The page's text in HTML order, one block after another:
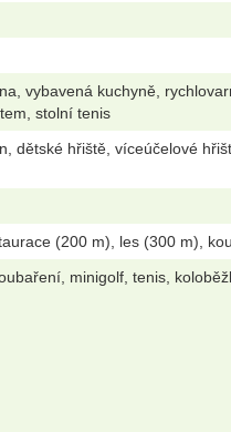
vybavená kuchyně,
stolní tenis
hřiště, víceúčelové
(200 m), les (300 m),
minigolf, tenis,